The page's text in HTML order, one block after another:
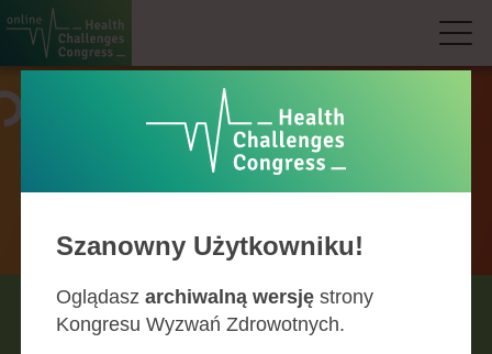
Agenda
MAJ CZERWIEC
Szanowny Użytkowniku!
Oglądasz archiwalną wersję strony
Kongresu Wyzwań Zdrowotnych.